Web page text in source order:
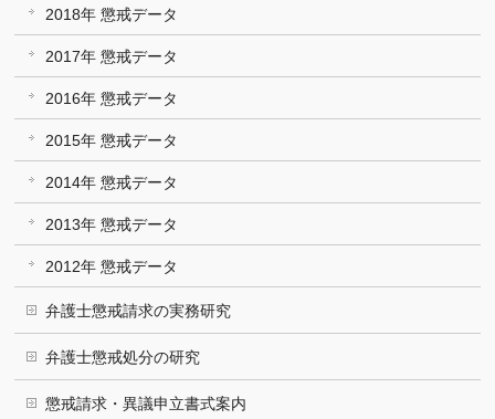
2018年 懲戒データ
2017年 懲戒データ
2016年 懲戒データ
2015年 懲戒データ
2014年 懲戒データ
2013年 懲戒データ
2012年 懲戒データ
弁護士懲戒請求の実務研究
弁護士懲戒処分の研究
懲戒請求・異議申立書式案内